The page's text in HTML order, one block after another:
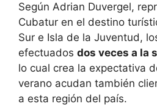
Según Adrian Duvergel,
Cubatur en el destino
Sur e Isla de la Juventud,
efectuados dos veces a la
lo cual crea la expectativa
verano acudan también
a esta región del país.